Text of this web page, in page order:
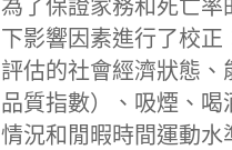
為了保證家務和死亡率
下影響因素進行了校
評估的社會經濟狀態
品質指數）、吸煙、
情況和閒暇時間運動水